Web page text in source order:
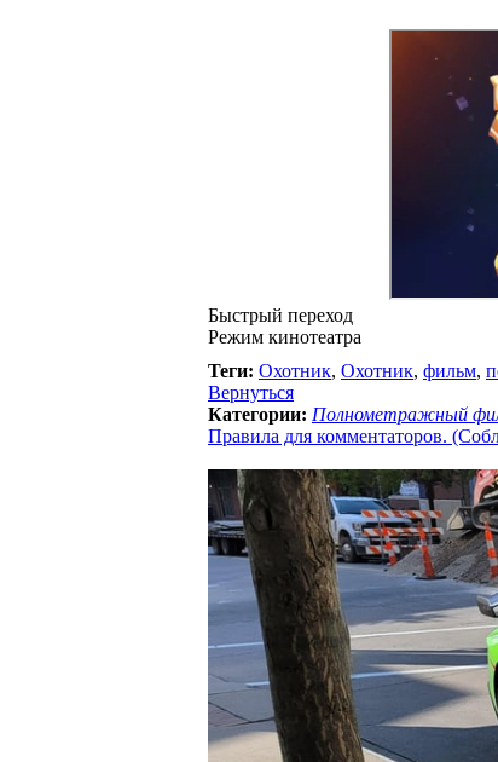
Быстрый переход
Режим кинотеатра
Теги: Охотник, Охотник, фильм,
Вернуться
Категории: Полнометражный
Правила для комментаторов.